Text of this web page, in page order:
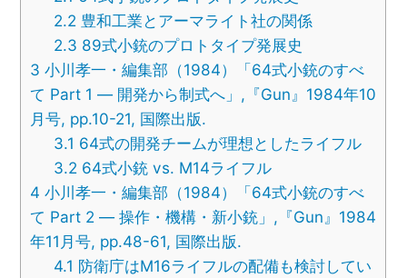
2.2 豊和工業とアーマライト社の関係
2.3 89式小銃のプロトタイプ発展史
3 小川孝一・編集部（1984）「64式小銃のすべ
て Part 1 ― 開発から制式へ」,『Gun』1984年10
月号, pp.10-21, 国際出版.
3.1 64式の開発チームが理想としたライフル
3.2 64式小銃 vs. M14ライフル
4 小川孝一・編集部（1984）「64式小銃のすべ
て Part 2 ― 操作・機構・新小銃」,『Gun』1984
年11月号, pp.48-61, 国際出版.
4.1 防衛庁はM16ライフルの配備も検討してい